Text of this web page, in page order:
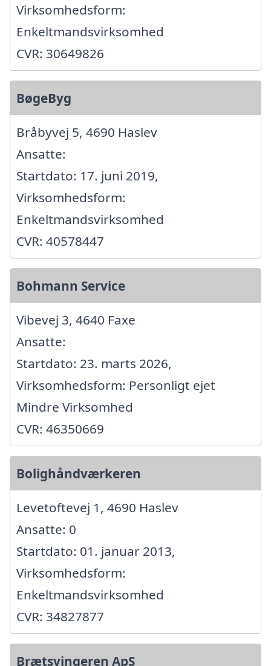
Virksomhedsform:
Enkeltmandsvirksomhed
CVR: 30649826
BøgeByg
Bråbyvej 5, 4690 Haslev
Ansatte:
Startdato: 17. juni 2019,
Virksomhedsform:
Enkeltmandsvirksomhed
CVR: 40578447
Bohmann Service
Vibevej 3, 4640 Faxe
Ansatte:
Startdato: 23. marts 2026,
Virksomhedsform: Personligt ejet
Mindre Virksomhed
CVR: 46350669
Bolighåndværkeren
Levetoftevej 1, 4690 Haslev
Ansatte: 0
Startdato: 01. januar 2013,
Virksomhedsform:
Enkeltmandsvirksomhed
CVR: 34827877
Brætsvingeren ApS